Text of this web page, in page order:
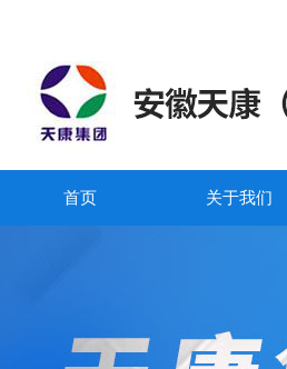
首页 关于我们